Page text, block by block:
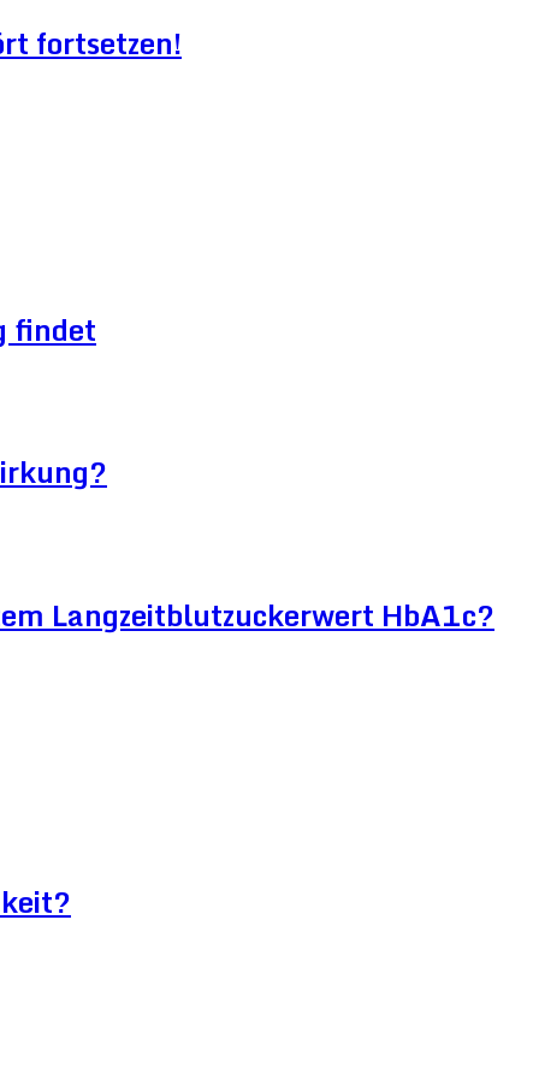
fortsetzen!
findet
Langzeitblutzuckerwert HbA1c?